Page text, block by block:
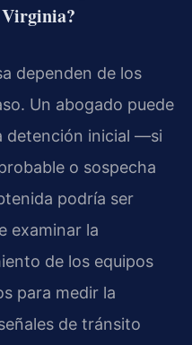
dependen de los
Un abogado puede
detención inicial —si
o sospecha
podría ser
examinar la
de los equipos
para medir la
de tránsito